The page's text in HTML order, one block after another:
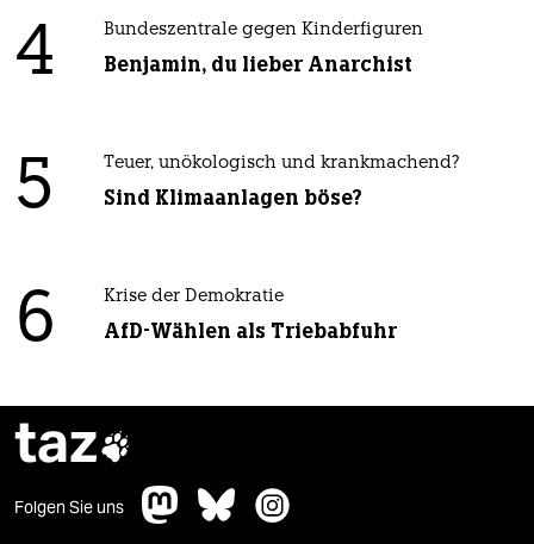
4 Bundeszentrale gegen Kinderfiguren
Benjamin, du lieber Anarchist
5 Teuer, unökologisch und krankmachend?
Sind Klimaanlagen böse?
6 Krise der Demokratie
AfD-Wählen als Triebabfuhr
taz
Folgen Sie uns